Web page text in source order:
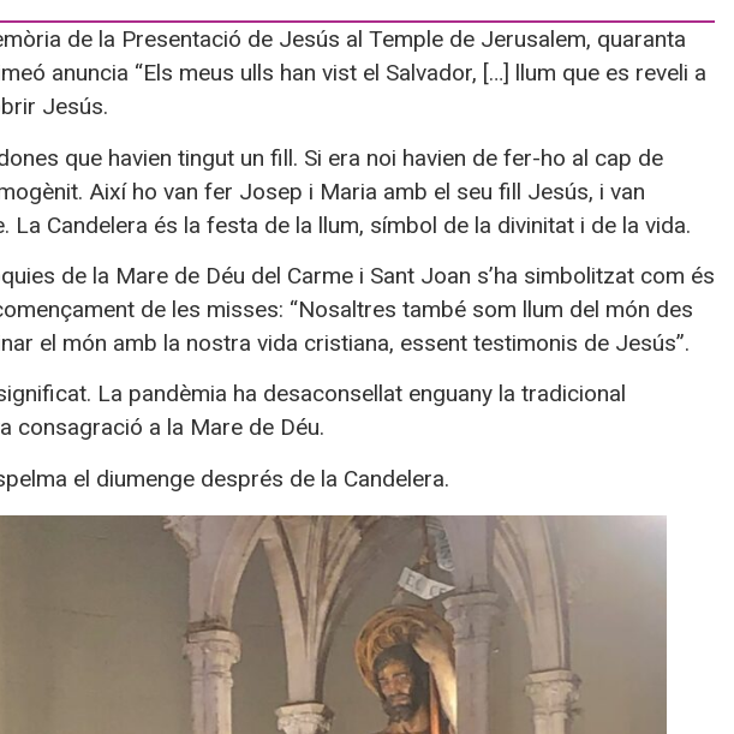
de la Presentació de Jesús al Temple de Jerusalem, quaranta
anuncia “Els meus ulls han vist el Salvador, […] llum que es reveli a
Jesús.
que havien tingut un fill. Si era noi havien de fer-ho al cap de
Així ho van fer Josep i Maria amb el seu fill Jesús, i van
Candelera és la festa de la llum, símbol de la divinitat i de la vida.
de la Mare de Déu del Carme i Sant Joan s’ha simbolitzat com és
de les misses: “Nosaltres també som llum del món des
el món amb la nostra vida cristiana, essent testimonis de Jesús”.
La pandèmia ha desaconsellat enguany la tradicional
consagració a la Mare de Déu.
el diumenge després de la Candelera.